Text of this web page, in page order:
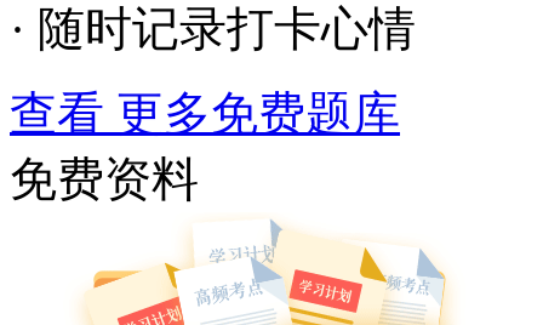
· 随时记录打卡心情
查看 更多免费题库
免费资料